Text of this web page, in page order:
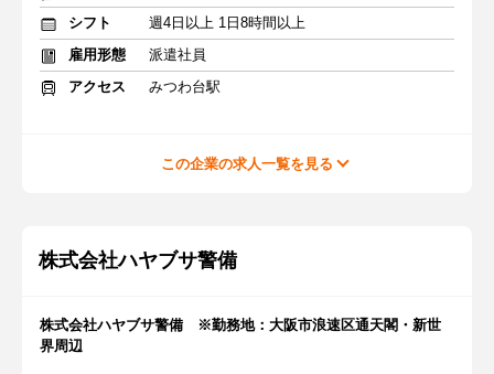
シフト
週4日以上 1日8時間以上
雇用形態
派遣社員
アクセス
みつわ台駅
この企業の求人一覧を見る
株式会社ハヤブサ警備
株式会社ハヤブサ警備 ※勤務地：大阪市浪速区通天閣・新世
界周辺